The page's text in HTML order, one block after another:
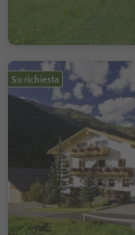
Su richiesta